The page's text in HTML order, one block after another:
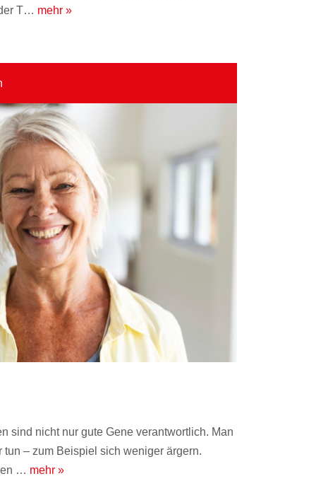
T… mehr »
sind nicht nur gute Gene verantwortlich. Man
– zum Beispiel sich weniger ärgern.
… mehr »